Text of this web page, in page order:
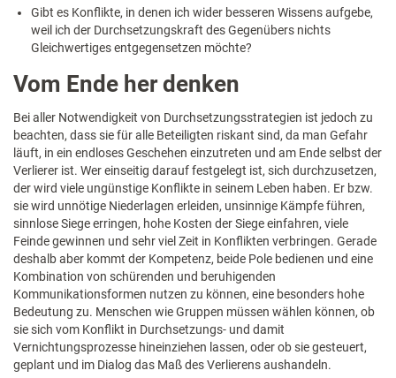
Gibt es Konflikte, in denen ich wider besseren Wissens aufgebe,
weil ich der Durchsetzungskraft des Gegenübers nichts
Gleichwertiges entgegensetzen möchte?
Vom Ende her denken
Bei aller Notwendigkeit von Durchsetzungsstrategien ist jedoch zu
beachten, dass sie für alle Beteiligten riskant sind, da man Gefahr
läuft, in ein endloses Geschehen einzutreten und am Ende selbst der
Verlierer ist. Wer einseitig darauf festgelegt ist, sich durchzusetzen,
der wird viele ungünstige Konflikte in seinem Leben haben. Er bzw.
sie wird unnötige Niederlagen erleiden, unsinnige Kämpfe führen,
sinnlose Siege erringen, hohe Kosten der Siege einfahren, viele
Feinde gewinnen und sehr viel Zeit in Konflikten verbringen. Gerade
deshalb aber kommt der Kompetenz, beide Pole bedienen und eine
Kombination von schürenden und beruhigenden
Kommunikationsformen nutzen zu können, eine besonders hohe
Bedeutung zu. Menschen wie Gruppen müssen wählen können, ob
sie sich vom Konflikt in Durchsetzungs- und damit
Vernichtungsprozesse hineinziehen lassen, oder ob sie gesteuert,
geplant und im Dialog das Maß des Verlierens aushandeln.